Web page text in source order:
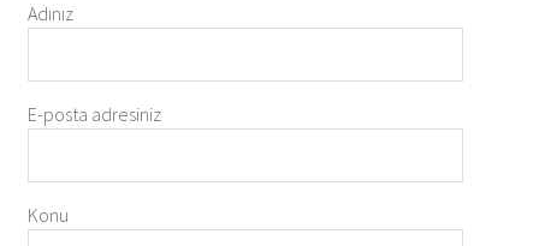
Adınız
E-posta adresiniz
Konu